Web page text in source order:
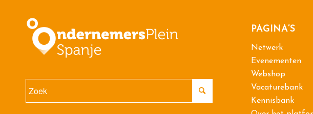
PAGINA’S
Netwerk
Evenementen
Webshop
Vacaturebank
Kennisbank